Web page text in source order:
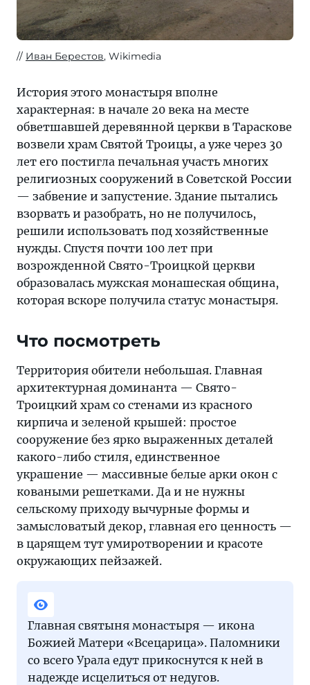
Иван Берестов, Wikimedia
История этого монастыря вполне
характерная: в начале 20 века на месте
обветшавшей деревянной церкви в Тараскове
возвели храм Святой Троицы, а уже через 30
лет его постигла печальная участь многих
религиозных сооружений в Советской России
— забвение и запустение. Здание пытались
взорвать и разобрать, но не получилось,
решили использовать под хозяйственные
нужды. Спустя почти 100 лет при
возрожденной Свято-Троицкой церкви
образовалась мужская монашеская община,
которая вскоре получила статус монастыря.
Что посмотреть
Территория обители небольшая. Главная
архитектурная доминанта — Свято-
Троицкий храм со стенами из красного
кирпича и зеленой крышей: простое
сооружение без ярко выраженных деталей
какого-либо стиля, единственное
украшение — массивные белые арки окон с
коваными решетками. Да и не нужны
сельскому приходу вычурные формы и
замысловатый декор, главная его ценность —
в царящем тут умиротворении и красоте
окружающих пейзажей.
Главная святыня монастыря — икона
Божией Матери «Всецарица». Паломники
со всего Урала едут прикоснутся к ней в
надежде исцелиться от недугов.